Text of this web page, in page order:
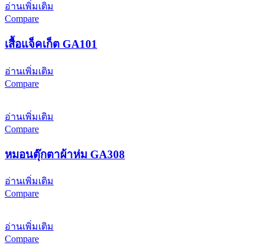
อ่านเพิ่มเติม
Compare
เสื้อแจ็คเก็ต GA101
อ่านเพิ่มเติม
Compare
อ่านเพิ่มเติม
Compare
หมอนตุ๊กตาผ้าห่ม GA308
อ่านเพิ่มเติม
Compare
อ่านเพิ่มเติม
Compare